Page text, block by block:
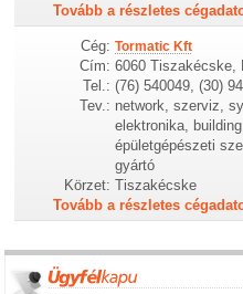
Tovább a részletes
Cég: Tormatic Kft
Cím: 6060 Tiszakécske,
Tel.: (76) 540049, (30)
Tev.: network, szerviz,
elektronika,
épületgépészeti
gyártó
Körzet: Tiszakécske
Tovább a részletes